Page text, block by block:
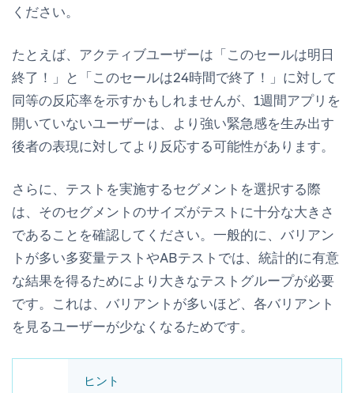
ください。
たとえば、アクティブユーザーは「このセールは明日
終了！」と「このセールは24時間で終了！」に対して
同等の反応率を示すかもしれませんが、1週間アプリを
開いていないユーザーは、より強い緊急感を生み出す
後者の表現に対してより反応する可能性があります。
さらに、テストを実施するセグメントを選択する際
は、そのセグメントのサイズがテストに十分な大きさ
であることを確認してください。一般的に、バリアン
トが多い多変量テストやABテストでは、統計的に有意
な結果を得るためにより大きなテストグループが必要
です。これは、バリアントが多いほど、各バリアント
を見るユーザーが少なくなるためです。
ヒント